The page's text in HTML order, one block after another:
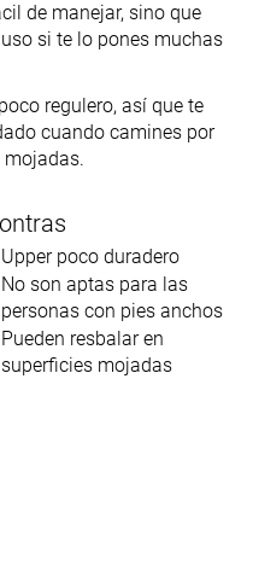
de manejar, sino que
si te lo pones muchas
regulero, así que te
cuando camines por
mojadas.
Upper poco duradero
No son aptas para las
personas con pies anchos
Pueden resbalar en
superficies mojadas